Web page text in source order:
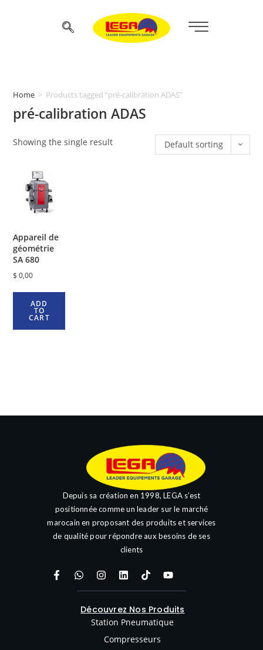
Home > Products tagged “pré-calibration ADAS”
pré-calibration ADAS
Showing the single result Default sorting
Appareil de
géométrie
SA 680
$ 0,00
ADD
TO
CART
Depuis sa création en 1998, LEGA s’est
positionnée comme un leader sur le marché
marocain en proposant des produits et services
de qualité pour répondre aux besoins de ses
clients
Découvrez Nos Produits
Station Pneumatique
Compresseurs